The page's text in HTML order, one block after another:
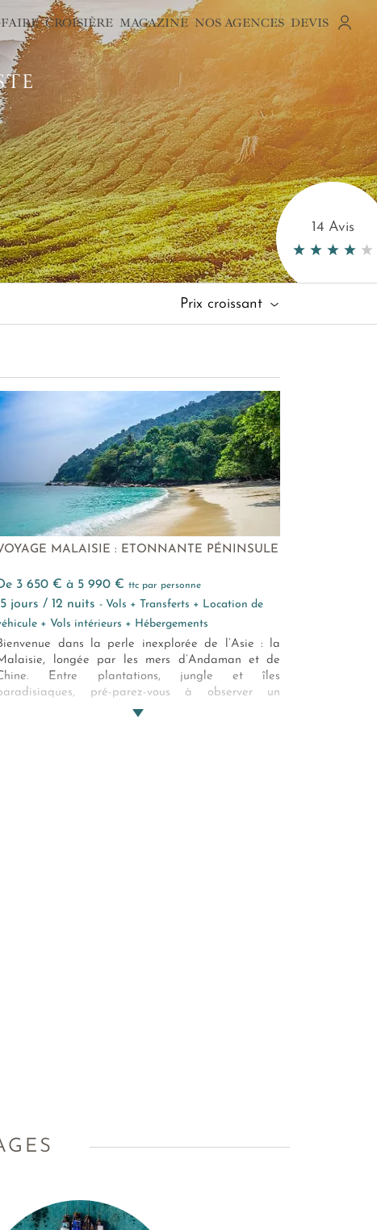
FAIRE CROISIÈRE MAGAZINE NOS AGENCES DEVIS
14 Avis
Prix croissant
MALAISIE : ETONNANTE PÉNINSULE
de 3 650 € à 5 990 €ttc par personne
15 jours / 12 nuits- Vols + Transferts + Location de
+ Vols intérieurs + Hébergements
dans la perle inexplorée de l’Asie : la
longée par les mers d’Andaman et de
Entre plantations, jungle et îles
pré-parez-vous à observer un
kaléidoscope de paysages naturels insoupçonnés